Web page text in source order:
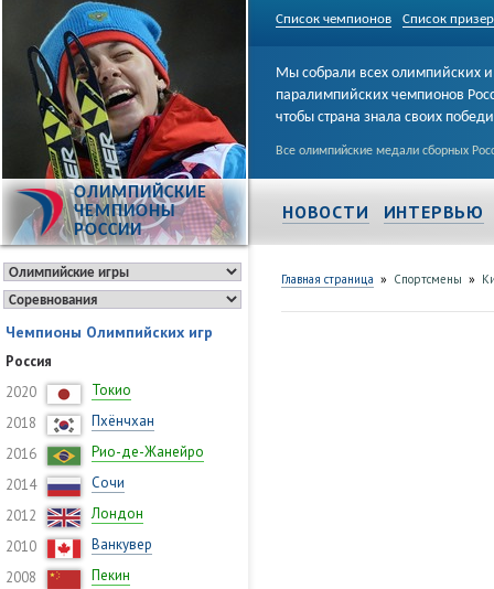
Список чемпионов Список
ОЛИМПИЙСКИЕ
ЧЕМПИОНЫ
РОССИИ
Мы собрали всех олимпийских и
паралимпийских чемпионов
чтобы страна знала своих
Все олимпийские медали сборных
НОВОСТИ ИНТЕРВЬЮ
Чемпионы Олимпийских игр
Россия
2020
Токио
2018
Пхёнчхан
2016
Рио-де-Жанейро
2014
Сочи
2012
Лондон
2010
Ванкувер
2008
Пекин
Главная страница » Спортсмены »